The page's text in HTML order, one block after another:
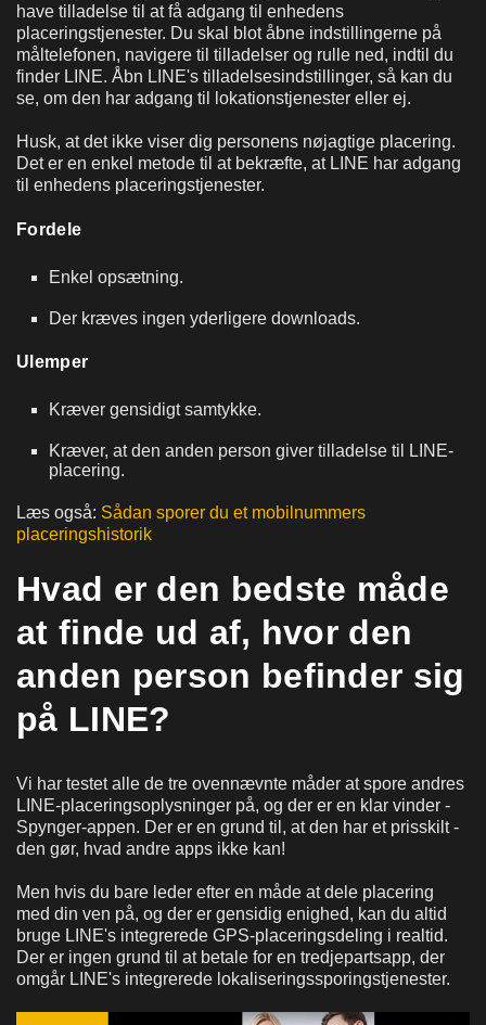
have tilladelse til at få adgang til enhedens
placeringstjenester. Du skal blot åbne indstillingerne på
måltelefonen, navigere til tilladelser og rulle ned, indtil du
finder LINE. Åbn LINE's tilladelsesindstillinger, så kan du
se, om den har adgang til lokationstjenester eller ej.
Husk, at det ikke viser dig personens nøjagtige placering.
Det er en enkel metode til at bekræfte, at LINE har adgang
til enhedens placeringstjenester.
Fordele
Enkel opsætning.
Der kræves ingen yderligere downloads.
Ulemper
Kræver gensidigt samtykke.
Kræver, at den anden person giver tilladelse til LINE-
placering.
Læs også: Sådan sporer du et mobilnummers
placeringshistorik
Hvad er den bedste måde
at finde ud af, hvor den
anden person befinder sig
på LINE?
Vi har testet alle de tre ovennævnte måder at spore andres
LINE-placeringsoplysninger på, og der er en klar vinder -
Spynger-appen. Der er en grund til, at den har et prisskilt -
den gør, hvad andre apps ikke kan!
Men hvis du bare leder efter en måde at dele placering
med din ven på, og der er gensidig enighed, kan du altid
bruge LINE's integrerede GPS-placeringsdeling i realtid.
Der er ingen grund til at betale for en tredjepartsapp, der
omgår LINE's integrerede lokaliseringssporingstjenester.